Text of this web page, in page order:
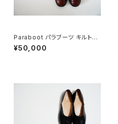
Paraboot パラブーツ キルトシ
ューズ 旧ロゴ UK5
¥50,000